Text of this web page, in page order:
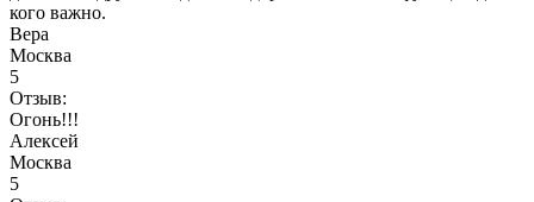
кого важно.
Вера
Москва
5
Отзыв:
Огонь!!!
Алексей
Москва
5